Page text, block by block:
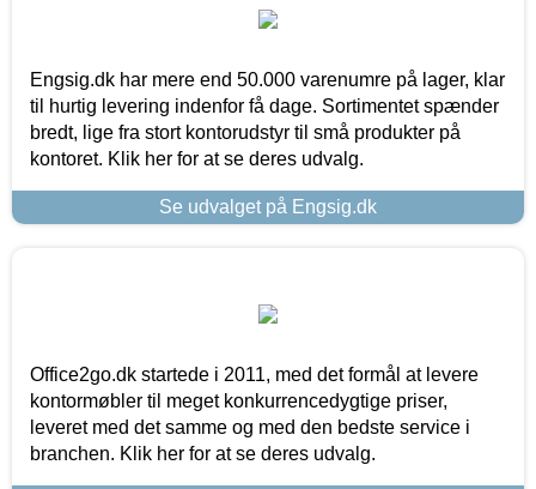
Engsig.dk har mere end 50.000 varenumre på lager, klar
til hurtig levering indenfor få dage. Sortimentet spænder
bredt, lige fra stort kontorudstyr til små produkter på
kontoret. Klik her for at se deres udvalg.
Se udvalget på Engsig.dk
Office2go.dk startede i 2011, med det formål at levere
kontormøbler til meget konkurrencedygtige priser,
leveret med det samme og med den bedste service i
branchen. Klik her for at se deres udvalg.